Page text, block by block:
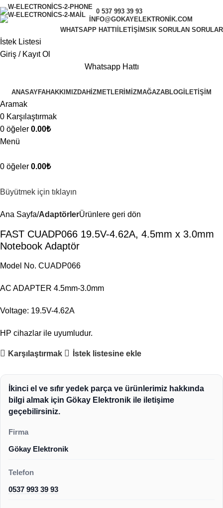
0 537 993 39 93
INFO@GOKAYELEKTRONIK.COM
WHATSAPP HATTI
İLETIŞIMSIK SORULAN SORULAR
İstek Listesi
Giriş / Kayıt Ol
Whatsapp Hattı
ANASAYFAHAKKIMIZDAHIZMETLERIMIZMAĞAZABLOG İLETIŞIM
Aramak
0 Karşılaştırmak
0 öğeler 0.00₺
Menü
0 öğeler 0.00₺
Büyütmek için tıklayın
Ana Sayfa AdaptörlerÜrünlere geri dön
FAST CUADP066 19.5V-4.62A, 4.5mm x 3.0mm
Notebook Adaptör
Model No. CUADP066
AC ADAPTER 4.5mm-3.0mm
Voltage: 19.5V-4.62A
HP cihazlar ile uyumludur.
Karşılaştırmak İstek listesine ekle
İkinci el ve sıfır yedek parça ve ürünlerimiz hakkında
bilgi almak için Gökay Elektronik ile iletişime
geçebilirsiniz.
Firma
Gökay Elektronik
Telefon
0537 993 39 93